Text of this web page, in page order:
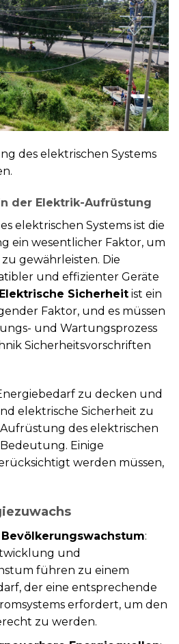
des elektrischen Systems
der Elektrik-Aufrüstung
elektrischen Systems ist die
ein wesentlicher Faktor, um
gewährleisten. Die
und effizienter Geräte
Elektrische Sicherheit ist ein
Faktor, und es müssen
und Wartungsprozess
Sicherheitsvorschriften
zu decken und
elektrische Sicherheit zu
des elektrischen
Einige
werden müssen,
:
und
führen zu einem
der eine entsprechende
erfordert, um den
zu werden.